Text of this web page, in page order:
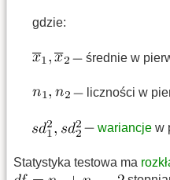
gdzie:
średnie w
liczności w
wariancje w
Statystyka testowa ma